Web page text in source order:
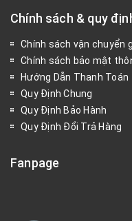
Chính sách & quy
Chính sách vận chuyển
Chính sách bảo mật
Hướng Dẫn Thanh Toán
Quy Định Chung
Quy Định Bảo Hành
Quy Định Đổi Trả Hàng
Fanpage